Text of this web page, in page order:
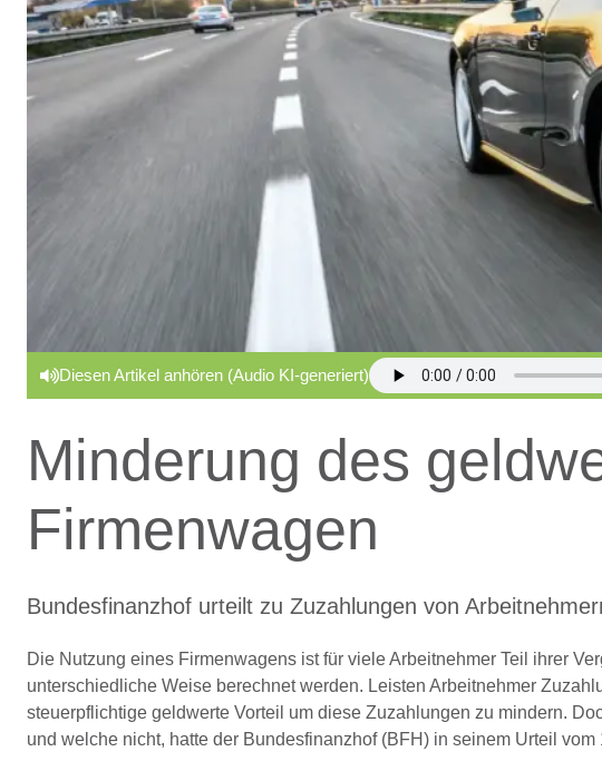
Diesen Artikel anhören (Audio KI-generiert)
Minderung des
Firmenwagen
Bundesfinanzhof urteilt zu Zuzahlungen von
Die Nutzung eines Firmenwagens ist für viele Arbeitnehmer Teil ihrer
unterschiedliche Weise berechnet werden. Leisten Arbeitnehmer
steuerpflichtige geldwerte Vorteil um diese Zuzahlungen zu mindern.
und welche nicht, hatte der Bundesfinanzhof (BFH) in seinem Urteil vom